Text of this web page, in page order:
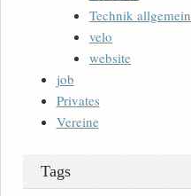
Technik allgemein
velo
website
job
Privates
Vereine
Tags